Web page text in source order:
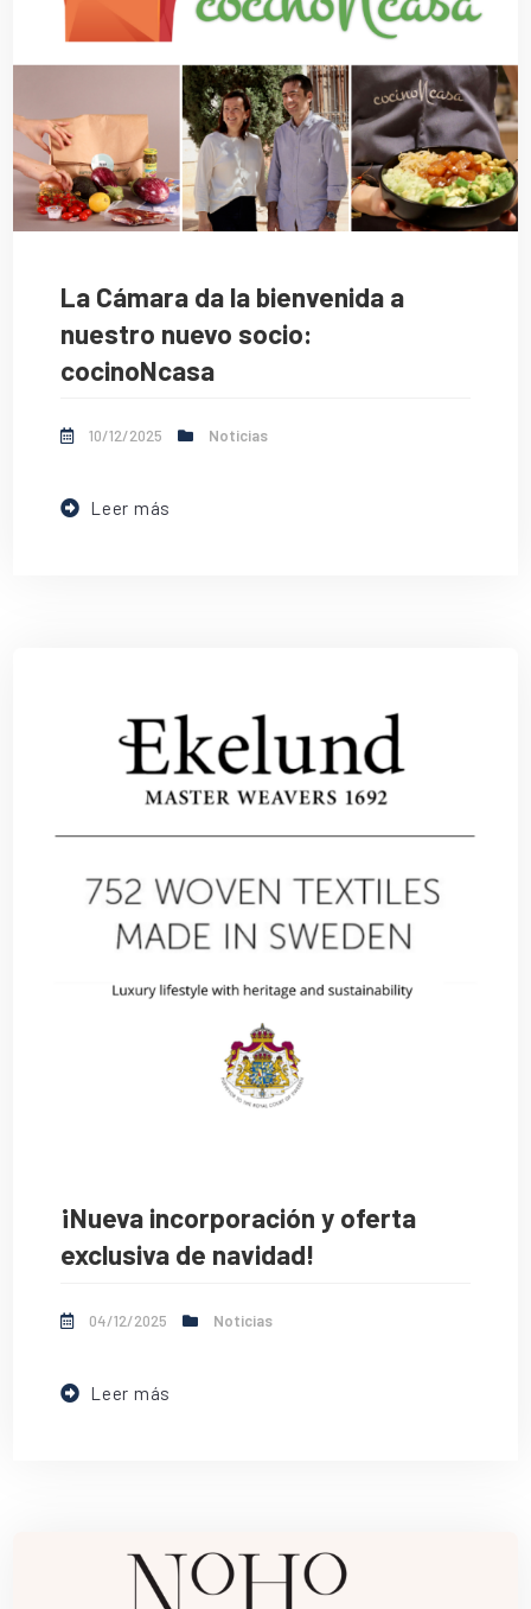
La Cámara da la bienvenida a
nuestro nuevo socio:
cocinoNcasa
10/12/2025 Noticias
Leer más
¡Nueva incorporación y oferta
exclusiva de navidad!
04/12/2025 Noticias
Leer más